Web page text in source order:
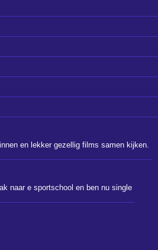
en lekker gezellig films samen kijken.
naar e sportschool en ben nu single